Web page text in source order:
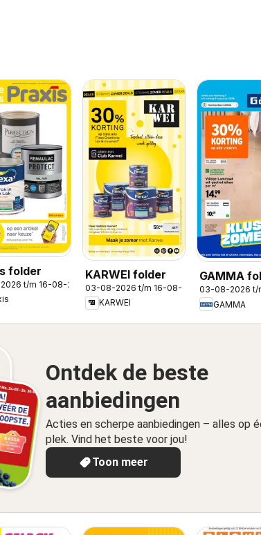
folder
t/m 16-08-2026
KARWEI folder
03-08-2026 t/m 16-08-2026
KARWEI
GAMMA
03-08-2026 t/
GAMMA
Ontdek de beste
aanbiedingen
Acties en scherpe aanbiedingen – alles op
plek. Vind het beste voor jou!
Toon meer